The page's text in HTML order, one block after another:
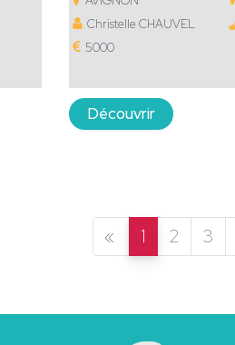
Christelle CHAUVEL
5000
Découvrir
« 1 2 3